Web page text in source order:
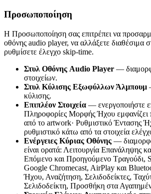
Προσωποποίηση
Η Προσωποποίηση σας επιτρέπει να
οθόνης audio player, να αλλάξετε διαθέσιμα
ρυθμίσετε έλεγχο skip-time.
Στυλ Οθόνης Audio Player —
στοιχείων.
Στυλ Κύλισης Εξωφύλλων Άλμπουμ
κύλισης.
Επιπλέον Στοιχεία — ενεργοποιήστε
Πληροφορίες Μορφής Ήχου εμφανίζει
από το artwork· Ρυθμιστικό Έντασης
ρυθμιστικό κάτω από τα στοιχεία
Ενέργειες Κύριας Οθόνης —
είναι ορατά: Λειτουργία Επανάληψης
Επόμενο και Προηγούμενο Τραγούδι,
Google Chromecast, AirPlay και
Ήχου, Αναζήτηση, Σελιδοδείκτες,
Σελιδοδείκτη, Προσθήκη στα